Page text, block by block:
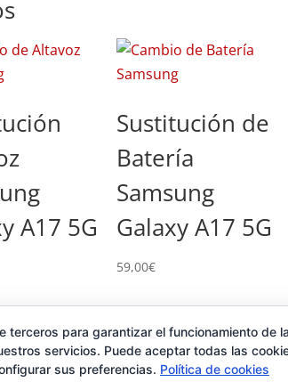
A17 5G
Sustitución de
Batería
Samsung
Galaxy A17 5G
59,00€
Contacto Tienda Carrito
terceros para garantizar el funcionamiento de la
servicios. Puede aceptar todas las
sus preferencias. Política de cookies